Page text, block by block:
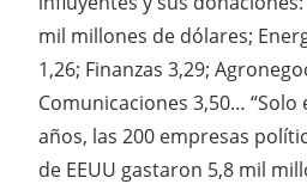
mil millones de dólares;
1,26; Finanzas 3,29;
Comunicaciones 3,50…
años, las 200 empresas
de EEUU gastaron 5,8 mil